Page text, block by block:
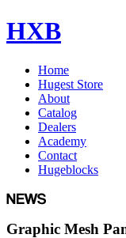
HXB
Home
Hugest Store
About
Catalog
Dealers
Academy
Contact
Hugeblocks
Graphic Mesh